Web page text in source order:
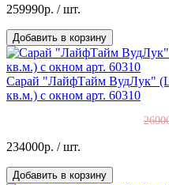
259990р. / шт.
Добавить в корзину
Сарай "ЛайфТайм ВудЛук"
кв.м.) с окном арт. 60310
234000р. / шт.
Добавить в корзину